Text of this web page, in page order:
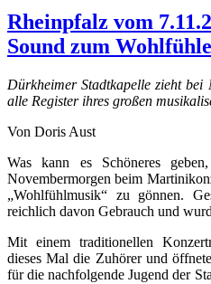
Rheinpfalz vom
Sound zum
Dürkheimer Stadtkapelle zieht
alle Register ihres großen
Von Doris Aust
Was kann es Schöneres
Novembermorgen beim
„Wohlfühlmusik“ zu gönnen.
reichlich davon Gebrauch und
Mit einem traditionellen
dieses Mal die Zuhörer und
für die nachfolgende Jugend der